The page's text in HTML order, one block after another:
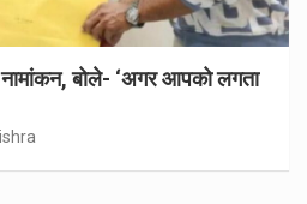
बोले- ‘अगर आपको लगता